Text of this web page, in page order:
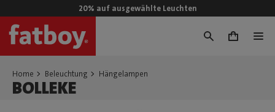
20% auf ausgewählte Leuchten
0
Home Beleuchtung Hängelampen
BOLLEKE